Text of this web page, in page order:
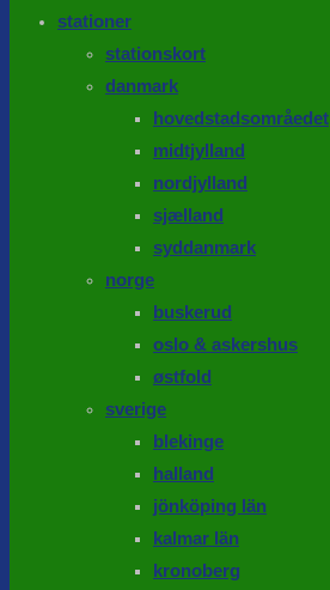
stationer
stationskort
danmark
hovedstadsområedet
midtjylland
nordjylland
sjælland
syddanmark
norge
buskerud
oslo & askershus
østfold
sverige
blekinge
halland
jönköping län
kalmar län
kronoberg